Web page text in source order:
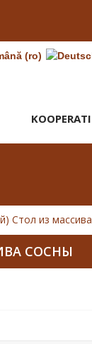
Стол из
СОСНЫ